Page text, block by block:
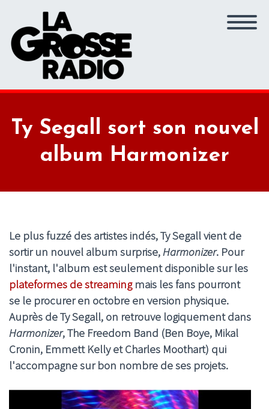
Ty Segall sort son nouvel
album Harmonizer
Le plus fuzzé des artistes indés,Ty Segallvient de
sortir un nouvel album surprise,Harmonizer. Pour
l'instant, l'album est seulement disponible sur les
plateformes de streamingmais les fans pourront
se le procurer en octobre en version physique.
Auprès de Ty Segall, on retrouve logiquement dans
Harmonizer,The Freedom Band (Ben Boye, Mikal
Cronin, Emmett Kelly et Charles Moothart) qui
l'accompagne sur bon nombre de ses projets.